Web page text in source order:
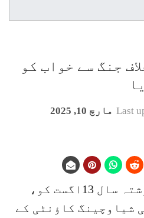
جنگ سے خواب کو
Last مارچ 10, 2025
بیجنگ (ویب ڈیسک)گزشتہ سال 13اگست کو،
شیاوچینگ کاؤنٹی کے